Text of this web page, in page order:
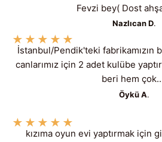
Fevzi bey( Dost
Nazlıcan D.
★ ★ ★ ★ ★
İstanbul/Pendik'teki fabrikamızın
canlarımız için 2 adet kulübe
beri hem
Öykü A.
★ ★ ★ ★ ★
kızıma oyun evi yaptırmak için